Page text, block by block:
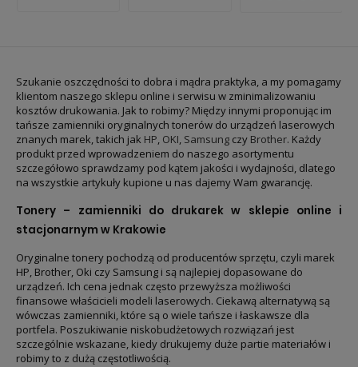
Szukanie oszczędności to dobra i mądra praktyka, a my pomagamy
klientom naszego sklepu online i serwisu w zminimalizowaniu
kosztów drukowania. Jak to robimy? Między innymi proponując im
tańsze zamienniki oryginalnych tonerów do urządzeń laserowych
znanych marek, takich jak HP, OKI, Samsung czy Brother. Każdy
produkt przed wprowadzeniem do naszego asortymentu
szczegółowo sprawdzamy pod kątem jakości i wydajności, dlatego
na wszystkie artykuły kupione u nas dajemy Wam gwarancję.
Tonery – zamienniki do drukarek w sklepie online i
stacjonarnym w Krakowie
Oryginalne tonery pochodzą od producentów sprzętu, czyli marek
HP, Brother, Oki czy Samsung i są najlepiej dopasowane do
urządzeń. Ich cena jednak często przewyższa możliwości
finansowe właścicieli modeli laserowych. Ciekawą alternatywą są
wówczas zamienniki, które są o wiele tańsze i łaskawsze dla
portfela. Poszukiwanie niskobudżetowych rozwiązań jest
szczególnie wskazane, kiedy drukujemy duże partie materiałów i
robimy to z dużą częstotliwością.